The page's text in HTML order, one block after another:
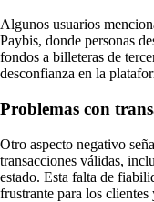
Algunos usuarios
Paybis, donde personas
fondos a billeteras de
desconfianza en la
Problemas con
Otro aspecto negativo
transacciones válidas,
estado. Esta falta de
frustrante para los